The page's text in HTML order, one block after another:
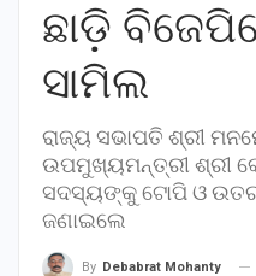
ଛାଡ଼ି
ସାମିଲ
ରାଜ୍ୟ ସଭାପତି ଶ୍ରୀ
ଉପମୁଖ୍ୟମନ୍ତ୍ରୀ ଶ୍ରୀ
ସଦସ୍ୟଙ୍କୁ ଟୋପି ଓ
ଜଣାଇଲେ
By Debabrat Mohanty